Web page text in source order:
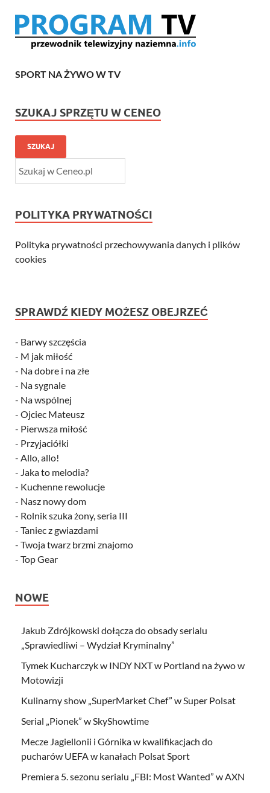
SPORT NA ŻYWO W TV
SZUKAJ SPRZĘTU W CENEO
SZUKAJ
POLITYKA PRYWATNOŚCI
Polityka prywatności przechowywania danych i plików
cookies
SPRAWDŹ KIEDY MOŻESZ OBEJRZEĆ
- Barwy szczęścia
- M jak miłość
- Na dobre i na złe
- Na sygnale
- Na wspólnej
- Ojciec Mateusz
- Pierwsza miłość
- Przyjaciółki
- Allo, allo!
- Jaka to melodia?
- Kuchenne rewolucje
- Nasz nowy dom
- Rolnik szuka żony, seria III
- Taniec z gwiazdami
- Twoja twarz brzmi znajomo
- Top Gear
NOWE
Jakub Zdrójkowski dołącza do obsady serialu
„Sprawiedliwi – Wydział Kryminalny”
Tymek Kucharczyk w INDY NXT w Portland na żywo w
Motowizji
Kulinarny show „SuperMarket Chef” w Super Polsat
Serial „Pionek” w SkyShowtime
Mecze Jagiellonii i Górnika w kwalifikacjach do
pucharów UEFA w kanałach Polsat Sport
Premiera 5. sezonu serialu „FBI: Most Wanted” w AXN